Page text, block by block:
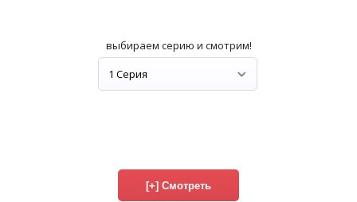
выбираем серию и смотрим!